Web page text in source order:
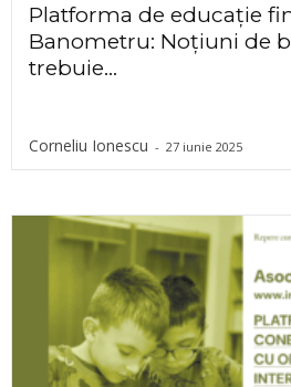
Platforma de educație
Banometru: Noțiuni de
trebuie...
Corneliu Ionescu - 27 iunie 2025